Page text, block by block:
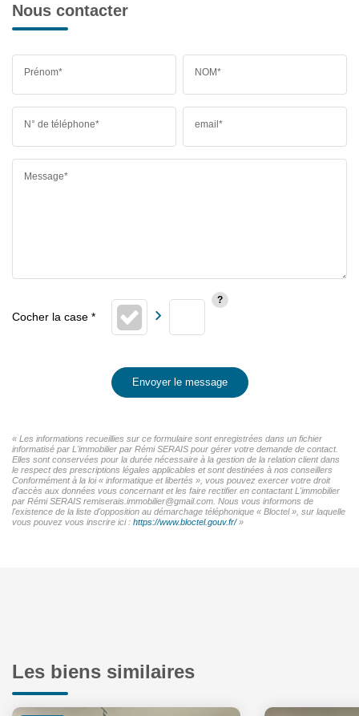
Nous contacter
Prénom* NOM*
N° de téléphone* email*
Message*
Envoyer le message
« Les informations recueillies sur ce formulaire sont enregistrées dans un fichier
informatisé par L'immobilier par Rémi SERAIS pour gérer votre demande de contact.
Elles sont conservées pour la durée nécessaire à la gestion de la relation client dans
le respect des prescriptions légales applicables et sont destinées à nos conseillers
Conformément à la loi « informatique et libertés », vous pouvez exercer votre droit
d'accès aux données vous concernant et les faire rectifier en contactant L'immobilier
par Rémi SERAIS remiserais.immobilier@gmail.com. Nous vous informons de
l'existence de la liste d'opposition au démarchage téléphonique « Bloctel », sur laquelle
vous pouvez vous inscrire ici : https://www.bloctel.gouv.fr/»
Les biens similaires